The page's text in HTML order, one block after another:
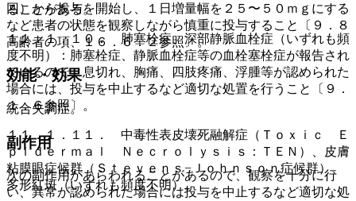
ることがある。
１１．１．１０． 肺塞栓症、深部静脈血栓症（いずれも頻
度不明）：肺塞栓症、静脈血栓症等の血栓塞栓症が報告され
ているので、息切れ、胸痛、四肢疼痛、浮腫等が認められた
場合には、投与を中止するなど適切な処置を行うこと〔９．
１．６参照〕。
１１．１．１１． 中毒性表皮壊死融解症（Ｔｏｘｉｃ Ｅ
ｐｉｄｅｒｍａｌ Ｎｅｃｒｏｌｙｓｉｓ：ＴＥＮ）、皮膚
粘膜眼症候群（Ｓｔｅｖｅｎｓ−Ｊｏｈｎｓｏｎ症候群）、
多形紅斑（いずれも頻度不明）。
回）から投与を開始し、１日増量幅を２５〜５０ｍｇにする
など患者の状態を観察しながら慎重に投与すること〔９．８
高齢者の項、１６．６．２参照〕。
効能・効果
統合失調症。
副作用
次の副作用があらわれることがあるので、観察を十分に行
い、異常が認められた場合には投与を中止するなど適切な処